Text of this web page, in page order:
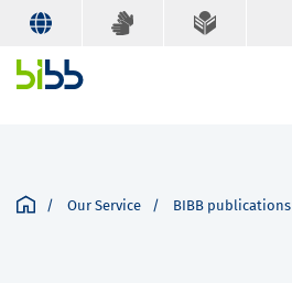
Our Service BIBB publications